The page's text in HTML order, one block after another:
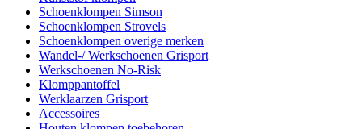
Schoenklompen Simson
Schoenklompen Strovels
Schoenklompen overige merken
Wandel-/ Werkschoenen Grisport
Werkschoenen No-Risk
Klomppantoffel
Werklaarzen Grisport
Accessoires